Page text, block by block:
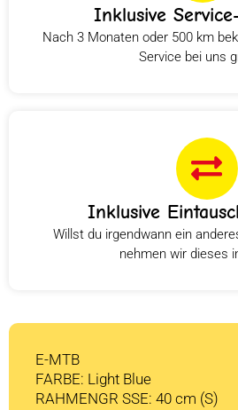
Inklusive
Nach 3 Monaten oder 500 km
Service bei uns
Inklusive
Willst du irgendwann ein
nehmen wir dieses
E-MTB
FARBE: Light Blue
RAHMENGR SSE: 40 cm (S)